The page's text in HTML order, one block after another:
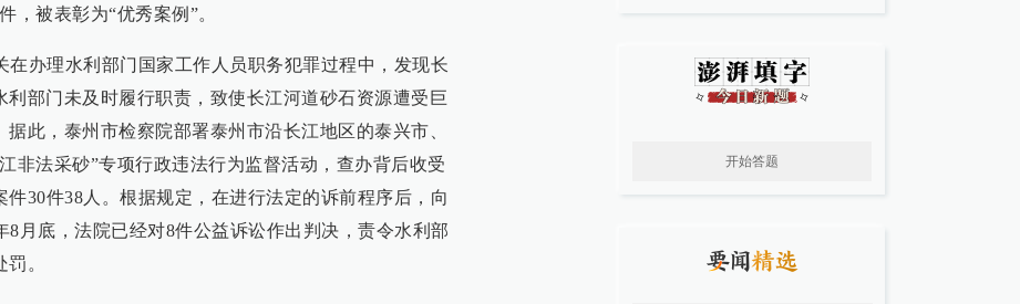
，被表彰为“优秀案例”。
在办理水利部门国家工作人员职务犯罪过程中，发现长
利部门未及时履行职责，致使长江河道砂石资源遭受巨
此，泰州市检察院部署泰州市沿长江地区的泰兴市、
非法采砂”专项行政违法行为监督活动，查办背后收受
30件38人。根据规定，在进行法定的诉前程序后，向
8月底，法院已经对8件公益诉讼作出判决，责令水利部
。
开始答题